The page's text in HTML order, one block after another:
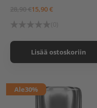
28,90 €15,90 €
Lisää ostoskoriin
Ale30%